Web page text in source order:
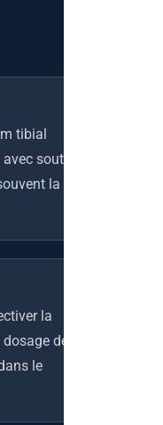
tibial
soutien
la
la
de la
le